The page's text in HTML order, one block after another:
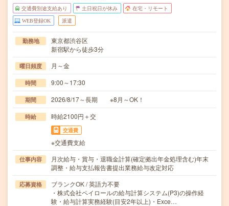
交通費別途支給あり 土日祝日が休み 在宅・リモート
WEB登録OK 派遣
勤務地
東京都渋谷区
新宿駅から徒歩3分
曜日頻度 月～金
時間 9:00～17:30
期間 2026/8/17～長期 ※8月～OK！
時給 時給2100円＋交
交通費
※交通費支給
仕事内容
月次給与・賞与・退職金計算(確定拠出年金処理含む)年末
調整・給与支払報告書提出業務給与改定対応
応募資格
ブランクOK / 英語力不要
・株式会社ペイロールの給与計算システム(P3)の操作経
験・給与計算実務経験(目安2年以上)・Exce…